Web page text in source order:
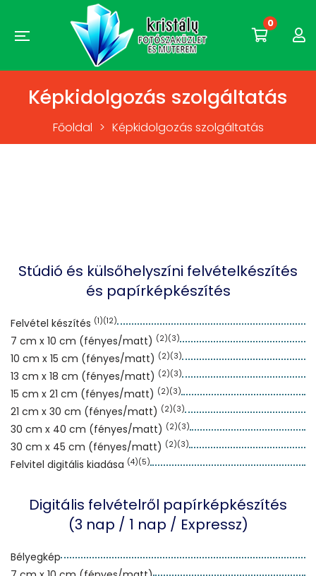
0
Képkidolgozás szolgáltatás
Főoldal > Képkidolgozás szolgáltatás
Stúdió és külsőhelyszíni felvételkészítés
és papírképkészítés
Felvétel készítés (1)(12)
7 cm x 10 cm (fényes/matt) (2)(3)
10 cm x 15 cm (fényes/matt) (2)(3)
13 cm x 18 cm (fényes/matt) (2)(3)
15 cm x 21 cm (fényes/matt) (2)(3)
21 cm x 30 cm (fényes/matt) (2)(3)
30 cm x 40 cm (fényes/matt) (2)(3)
30 cm x 45 cm (fényes/matt) (2)(3)
Felvitel digitális kiadása (4)(5)
Digitális felvételről papírképkészítés
(3 nap / 1 nap / Expressz)
Bélyegkép